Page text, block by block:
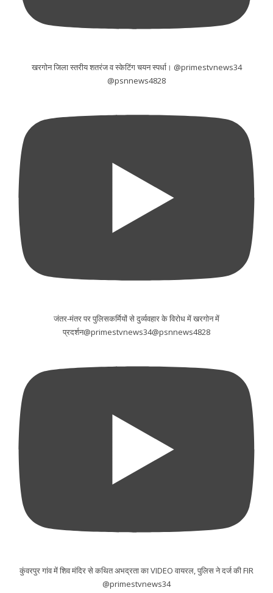
खरगोन जिला स्तरीय शतरंज व स्केटिंग चयन स्पर्धा। @primestvnews34
@psnnews4828
जंतर-मंतर पर पुलिसकर्मियों से दुर्व्यवहार के विरोध में खरगोन में
प्रदर्शन@primestvnews34@psnnews4828
कुंवरपुर गांव में शिव मंदिर से कथित अभद्रता का VIDEO वायरल, पुलिस ने दर्ज की FIR
@primestvnews34